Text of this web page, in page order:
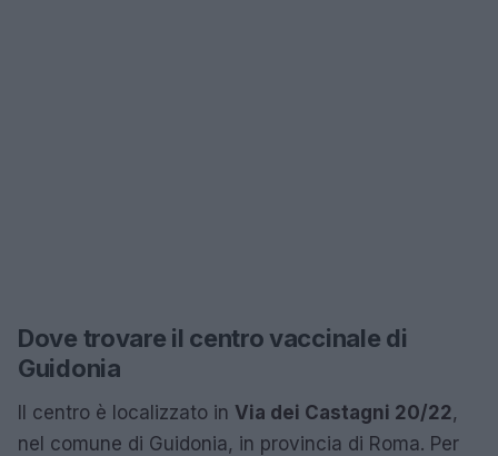
Dove trovare il centro vaccinale di
Guidonia
Il centro è localizzato in Via dei Castagni 20/22,
nel comune di Guidonia, in provincia di Roma. Per